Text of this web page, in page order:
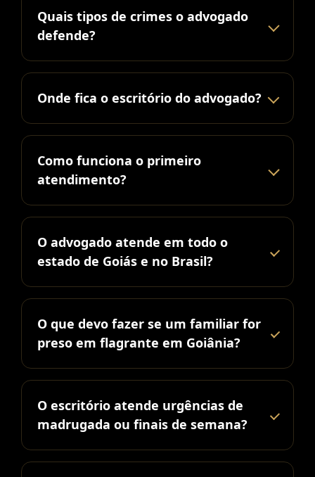
Quais tipos de crimes o advogado
defende?
Onde fica o escritório do advogado?
Como funciona o primeiro
atendimento?
O advogado atende em todo o
estado de Goiás e no Brasil?
O que devo fazer se um familiar for
preso em flagrante em Goiânia?
O escritório atende urgências de
madrugada ou finais de semana?